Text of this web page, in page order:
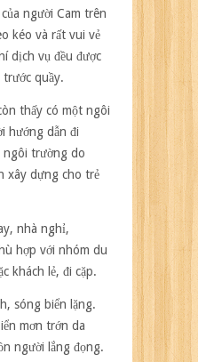
người Cam trên
kéo và rất vui vẻ
dịch vụ đều được
quầy.
thấy có một ngôi
hướng dẫn đi
ngôi trường do
xây dựng cho trẻ
nhà nghỉ,
hợp với nhóm du
khách lẻ, đi cặp.
sóng biển lặng.
mơn trớn da
người lắng đọng.